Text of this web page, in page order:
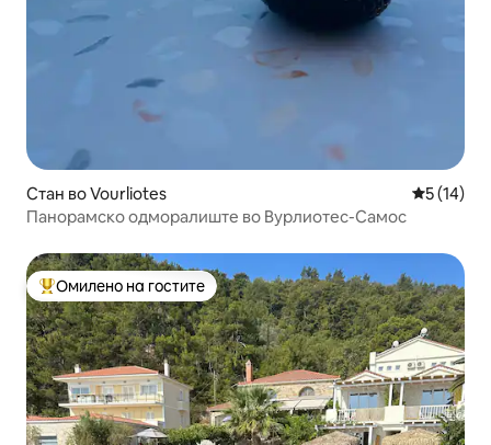
Стан во Vourliotes Просечна
5 (14)
Панорамско одморалиште во Вурлиотес-Самос
Меѓу најуспешните „Омилени на гостите“
Омилено на гостите